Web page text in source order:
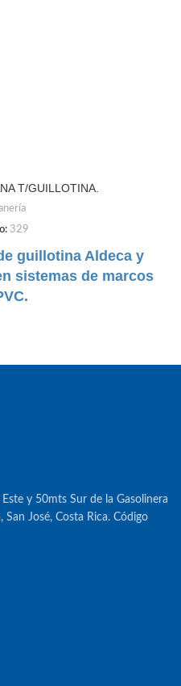
T/GUILLOTINA.
329
guillotina Aldeca y
sistemas de marcos
y 50mts Sur de la Gasolinera
San José, Costa Rica. Código